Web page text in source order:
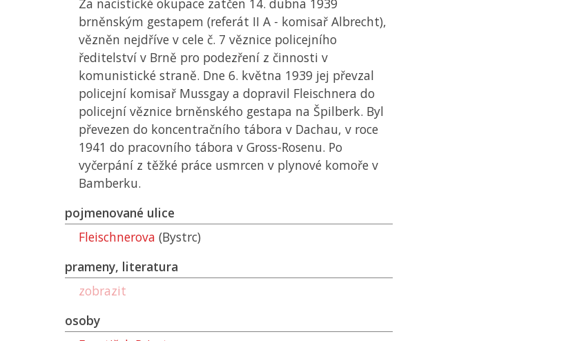
Za nacistické okupace zatčen 14. dubna 1939
brněnským gestapem (referát II A - komisař Albrecht),
vězněn nejdříve v cele č. 7 věznice policejního
ředitelství v Brně pro podezření z činnosti v
komunistické straně. Dne 6. května 1939 jej převzal
policejní komisař Mussgay a dopravil Fleischnera do
policejní věznice brněnského gestapa na Špilberk. Byl
převezen do koncentračního tábora v Dachau, v roce
1941 do pracovního tábora v Gross-Rosenu. Po
vyčerpání z těžké práce usmrcen v plynové komoře v
Bamberku.
pojmenované ulice
Fleischnerova (Bystrc)
prameny, literatura
zobrazit
osoby